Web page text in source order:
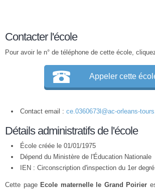
Contacter l'école
Pour avoir le n° de téléphone de cette école,
Appeler cette
Contact email : ce.0360673l@ac-orleans-
Détails administratifs de l'école
École créée le 01/01/1975
Dépend du Ministère de l'Éducation Nationale
IEN : Circonscription d'inspection du 1er
Cette page Ecole maternelle le Grand Poirier